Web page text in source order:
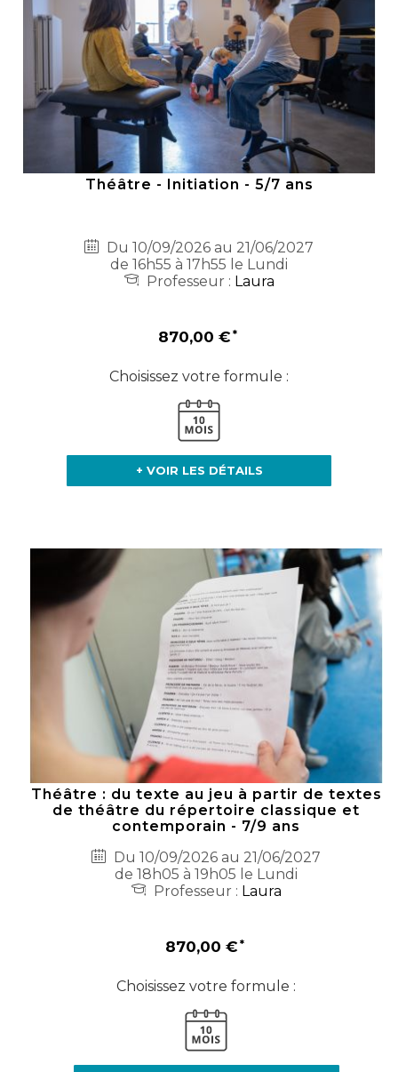
Théâtre - Initiation - 5/7 ans
Du 10/09/2026 au 21/06/2027
de 16h55 à 17h55 le Lundi
Professeur : Laura
870,00 €
Choisissez votre formule :
+ VOIR LES DÉTAILS
Théâtre : du texte au jeu à partir de textes
de théâtre du répertoire classique et
contemporain - 7/9 ans
Du 10/09/2026 au 21/06/2027
de 18h05 à 19h05 le Lundi
Professeur : Laura
870,00 €
Choisissez votre formule :